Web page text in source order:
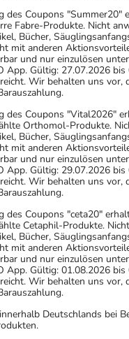
des Coupons "Summer20"
Fabre-Produkte. Nicht
Bücher,
mit anderen
und nur einzulösen
App. Gültig: 27.07.2026
Wir behalten uns vor,
des Coupons "Vital2026"
Orthomol-Produkte.
Bücher,
mit anderen
und nur einzulösen
App. Gültig: 29.07.2026
Wir behalten uns vor,
des Coupons "ceta20"
Cetaphil-Produkte.
Bücher,
mit anderen
und nur einzulösen
App. Gültig: 01.08.2026
Wir behalten uns vor,
Deutschlands bei